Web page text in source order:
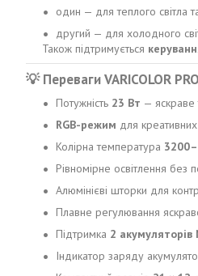
один — для теплого світла
другий — для холодного
Також підтримується
💡Переваги VARICOLOR
Потужність 23 Вт — яскраве
RGB-режим для
Колірна температура
Рівномірне освітлення без
Алюмінієві шторки для
Плавне регулювання
Підтримка 2 акумуляторів
Індикатор заряду